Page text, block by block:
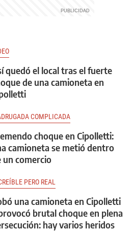
quedó el local tras el fuerte
de una camioneta en
COMPLICADA
choque en Cipolletti:
camioneta se metió dentro
un comercio
PERO REAL
una camioneta en Cipolletti
brutal choque en plena
hay varios heridos